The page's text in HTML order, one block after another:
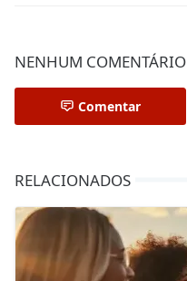
NENHUM COMENTÁRIO
Comentar
RELACIONADOS